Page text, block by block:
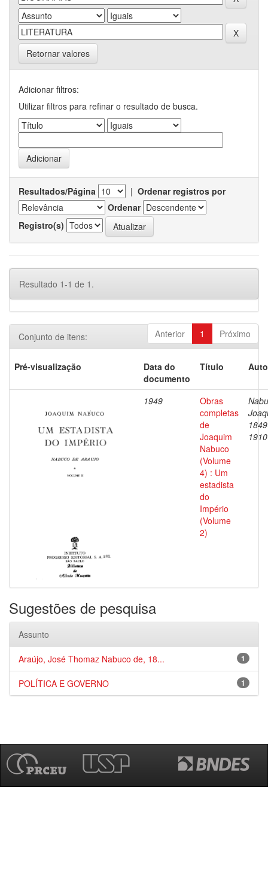
Retornar valores
Adicionar filtros:
Utilizar filtros para refinar o resultado de busca.
Resultados/Página | Ordenar registros por
Ordenar
Registro(s)
Resultado 1-1 de 1.
Anterior 1 Próximo
Conjunto de itens:
Pré-visualização
Data do
documento
Título
1949
Obras
completas
de
Joaquim
Nabuco
(Volume
4) : Um
estadista
do
Império
(Volume
2)
1910
Sugestões de pesquisa
Assunto
1
Araújo, José Thomaz Nabuco de, 18...
1
POLÍTICA E GOVERNO